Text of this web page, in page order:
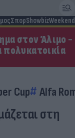
ΣπορShowbizWeekend
στον Άλιμο -
Cup Alfa
στη